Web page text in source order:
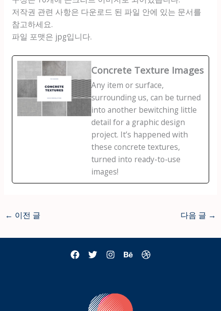
저작권 관련 사항은 다운로드 된 파일 안에 있는 문서를
참고하세요.
파일 포맷은 jpg입니다.
Concrete Texture Images
Any item or surface,
surrounding us, can be turned
into another bewitching little
detail for a graphic design
project. It’s happened with
these concrete textures,
turned into ready-to-use
images!
← 이전 글 다음 글 →